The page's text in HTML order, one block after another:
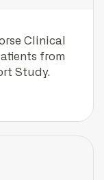
Clinical
from
Study.